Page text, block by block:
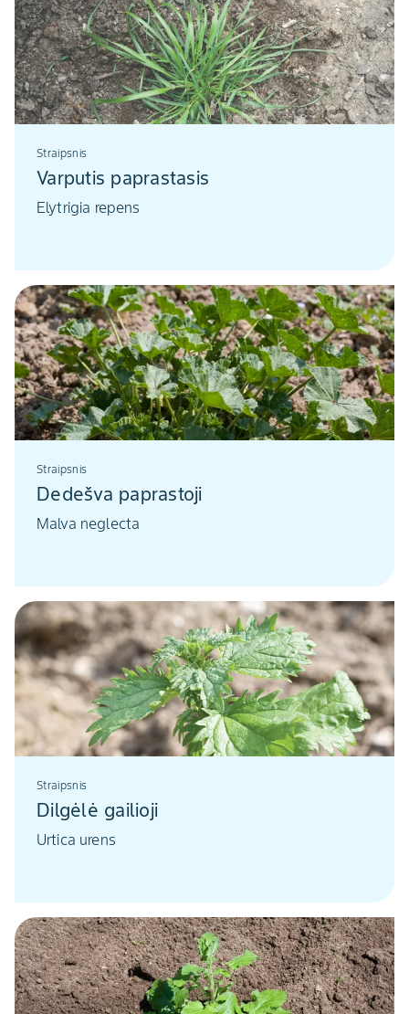
Straipsnis
Varputis paprastasis
Elytrigia repens
Straipsnis
Dedešva paprastoji
Malva neglecta
Straipsnis
Dilgėlė gailioji
Urtica urens